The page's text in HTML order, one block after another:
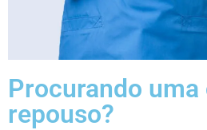
Procurando uma
repouso?